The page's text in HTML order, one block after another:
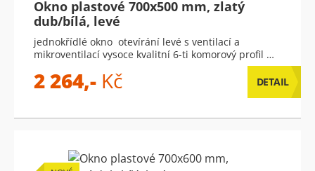
Okno plastové 700x500 mm, zlatý
dub/bílá, levé
jednokřídlé okno otevírání levé s ventilací a
mikroventilací vysoce kvalitní 6-ti komorový profil …
2 264,- Kč DETAIL